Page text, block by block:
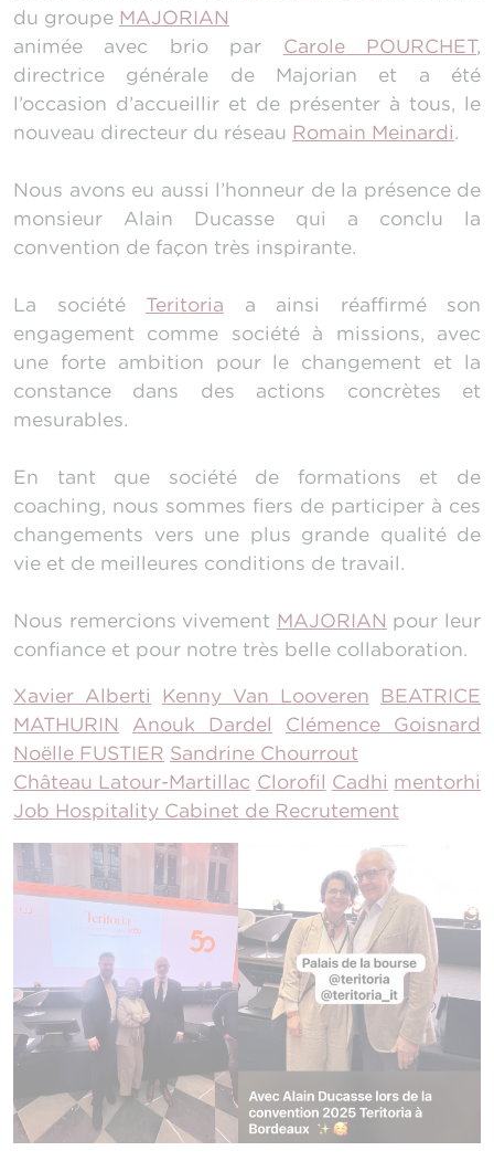
du groupe MAJORIAN
animée avec brio par Carole POURCHET,
directrice générale de Majorian et a été
l’occasion d’accueillir et de présenter à tous, le
nouveau directeur du réseau Romain Meinardi.
Nous avons eu aussi l’honneur de la présence de
monsieur Alain Ducasse qui a conclu la
convention de façon très inspirante.
La société Teritoria a ainsi réaffirmé son
engagement comme société à missions, avec
une forte ambition pour le changement et la
constance dans des actions concrètes et
mesurables.
En tant que société de formations et de
coaching, nous sommes fiers de participer à ces
changements vers une plus grande qualité de
vie et de meilleures conditions de travail.
Nous remercions vivement MAJORIAN pour leur
confiance et pour notre très belle collaboration.
Xavier Alberti
Kenny Van Looveren BEATRICE
MATHURIN
Anouk Dardel
Clémence Goisnard
Noëlle FUSTIER Sandrine Chourrout
Château Latour-Martillac Clorofil Cadhi mentorhi
Job Hospitality Cabinet de Recrutement